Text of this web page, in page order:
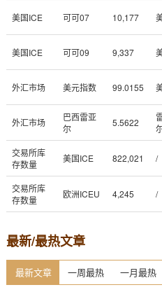
美国ICE 可可07 10,177
美国ICE 可可09 9,337
外汇市场 美元指数 99.0155
外汇市场
巴西雷亚
尔
5.5622
交易所库
存数量
美国ICE 822,021 /
交易所库
存数量
欧洲ICEU 4,245 /
最新/最热文章
最新文章 一周最热 一月最热